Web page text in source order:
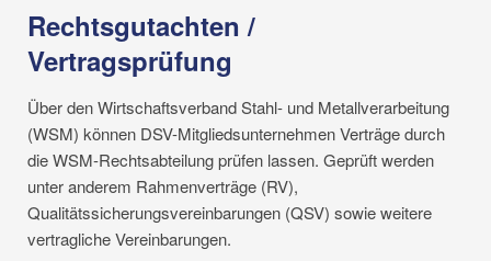
Rechtsgutachten /
Vertragsprüfung
Über den Wirtschaftsverband Stahl- und Metallverarbeitung
(WSM) können DSV-Mitgliedsunternehmen Verträge durch
die WSM-Rechtsabteilung prüfen lassen. Geprüft werden
unter anderem Rahmenverträge (RV),
Qualitätssicherungsvereinbarungen (QSV) sowie weitere
vertragliche Vereinbarungen.